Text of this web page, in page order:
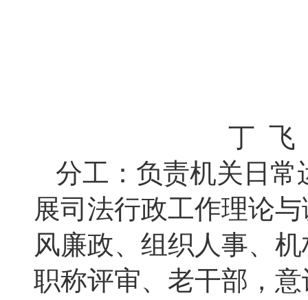
丁 飞
分工：负责机关日
展司法行政工作理论
风廉政、组织人事、
职称评审、老干部，